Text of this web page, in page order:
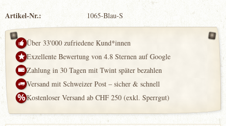
Artikel-Nr.: 1065-Blau-S
Über 33'000 zufriedene Kund*innen
Exzellente Bewertung von 4.8 Sternen auf Google
Zahlung in 30 Tagen mit Twint später bezahlen
Versand mit Schweizer Post – sicher & schnell
Kostenloser Versand ab CHF 250 (exkl. Sperrgut)